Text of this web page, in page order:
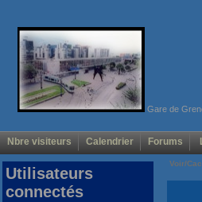
Gare de
Nbre visiteurs Calendrier Forums
Voir/
Utilisateurs
connectés